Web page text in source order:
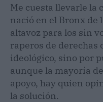
Me cuesta llevarle la
nació en el Bronx de
altavoz para los sin
raperos de
ideológico, sino por
aunque la mayoría
apoyo, hay quien
la solución.